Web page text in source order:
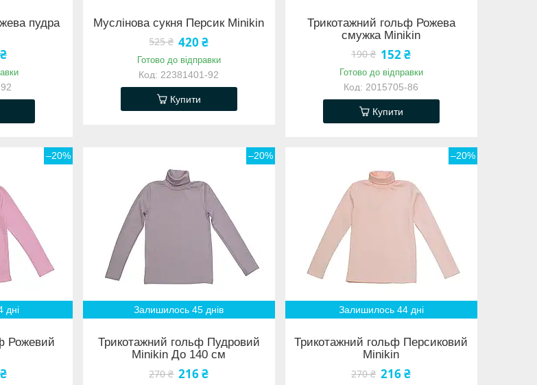
пудра
Муслінова сукня Персик Minikin
525 ₴ 420 ₴
Готово до відправки
22381401-92
Купити
Трикотажний гольф Рожева
смужка Minikin
190 ₴ 152 ₴
Готово до відправки
2015705-86
Купити
–20%
дні
Рожевий
–20%
Залишилось 45 днів
Трикотажний гольф Пудровий
Minikin До 140 см
270 ₴ 216 ₴
–20%
Залишилось 44 дні
Трикотажний гольф Персиковий
Minikin
270 ₴ 216 ₴